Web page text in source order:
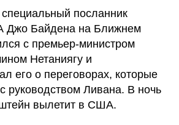
посланник
Джо Байдена на Ближнем
с премьер-министром
Нетаниягу и
его о переговорах, которые
руководством Ливана. В ночь
вылетит в США.